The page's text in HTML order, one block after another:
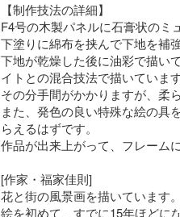
【制作技法の詳細】
F4号の木製パネルに石膏状のミ
下塗りに綿布を挟んで下地を補
下地が乾燥した後に油彩で描い
イトとの混合技法で描いています
その分手間がかかりますが、柔
また、発色の良い特殊な絵の具
らえるはずです。
作品が出来上がって、フレーム
[作家・福家佳則]
花と街の風景画を描いています。
絵を初めて、すでに15年ほどに